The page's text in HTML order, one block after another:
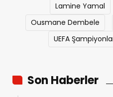
Lamine Yamal
Ousmane Dembele
UEFA
Son Haberler